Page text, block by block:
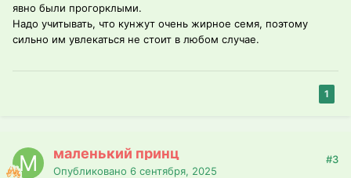
явно были прогорклыми.
Надо учитывать, что кунжут очень жирное семя, поэтому
сильно им увлекаться не стоит в любом случае.
1
маленький принц
Опубликовано 6 сентября, 2025
#3